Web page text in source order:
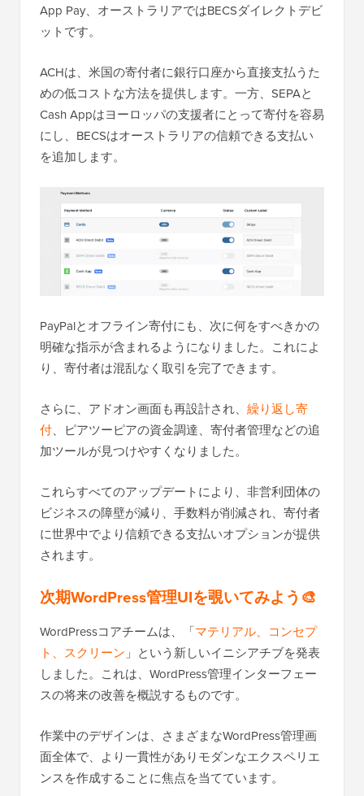
App Pay、オーストラリアではBECSダイレクトデビ
ットです。
ACHは、米国の寄付者に銀行口座から直接支払うた
めの低コストな方法を提供します。一方、SEPAと
Cash Appはヨーロッパの支援者にとって寄付を容易
にし、BECSはオーストラリアの信頼できる支払い
を追加します。
PayPalとオフライン寄付にも、次に何をすべきかの
明確な指示が含まれるようになりました。これによ
り、寄付者は混乱なく取引を完了できます。
さらに、アドオン画面も再設計され、 繰り返し寄
付、ピアツーピアの資金調達、寄付者管理などの追
加ツールが見つけやすくなりました。
これらすべてのアップデートにより、非営利団体の
ビジネスの障壁が減り、手数料が削減され、寄付者
に世界中でより信頼できる支払いオプションが提供
されます。
次期WordPress管理UIを覗いてみよう🎨
WordPressコアチームは、「マテリアル、コンセプ
ト、スクリーン」という新しいイニシアチブを発表
しました。これは、WordPress管理インターフェー
スの将来の改善を概説するものです。
作業中のデザインは、さまざまなWordPress管理画
面全体で、より一貫性がありモダンなエクスペリエ
ンスを作成することに焦点を当てています。